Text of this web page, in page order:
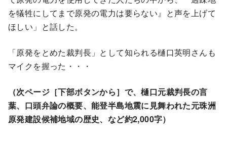
を犠牲にしてまで原発の電力は要らない』と声を上げて
ほしい」と話した。
「原発をとめた裁判長」として知られる樋口英明さんも
マイクを握った・・・
（次ページ［下部ボタンから］で、樋口元裁判長の言
葉、口頭弁論の概要、能登半島地震に見舞われた元珠洲
原発建設候補地域の歴史、など約2,000字）